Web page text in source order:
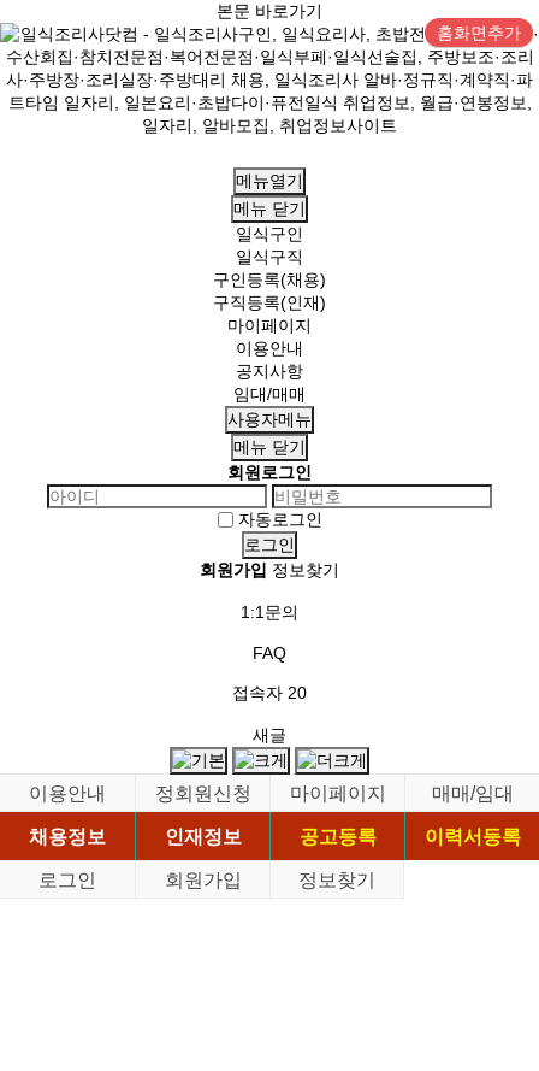
본문 바로가기
홈화면추가
메뉴열기
메뉴 닫기
일식구인
일식구직
구인등록(채용)
구직등록(인재)
마이페이지
이용안내
공지사항
임대/매매
사용자메뉴
메뉴 닫기
회원로그인
자동로그인
회원가입 정보찾기
1:1문의
FAQ
접속자 20
새글
이용안내 정회원신청 마이페이지
매매/임대
채용정보
인재정보 공고등록
이력서등록
로그인
회원가입 정보찾기